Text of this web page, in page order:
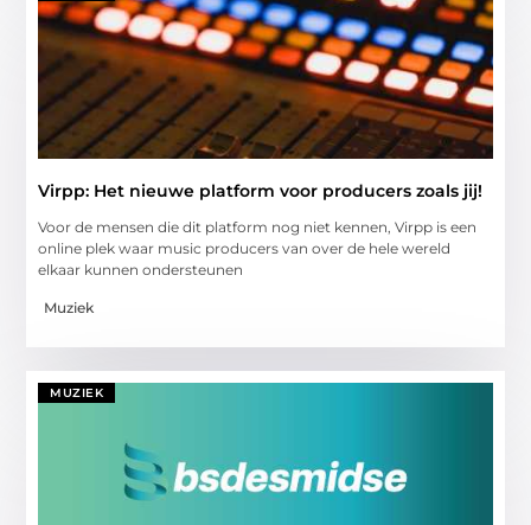
Virpp: Het nieuwe platform voor producers zoals jij!
Voor de mensen die dit platform nog niet kennen, Virpp is een
online plek waar music producers van over de hele wereld
elkaar kunnen ondersteunen
Muziek
MUZIEK